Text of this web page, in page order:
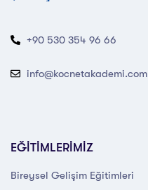
+90 530 354 96 66
info@kocnetakademi.com
EĞİTİMLERİMİZ
Bireysel Gelişim Eğitimleri